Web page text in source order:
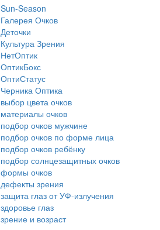
Sun-Season
Галерея Очков
Деточки
Культура Зрения
НетОптик
ОптикБокс
ОптиСтатус
Черника Оптика
выбор цвета очков
материалы очков
подбор очков мужчине
подбор очков по форме лица
подбор очков ребёнку
подбор солнцезащитных очков
формы очков
дефекты зрения
защита глаз от УФ-излучения
здоровье глаз
зрение и возраст